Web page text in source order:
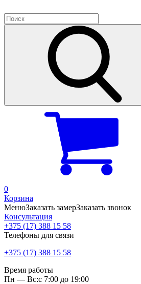
0
Корзина
МенюЗаказать замерЗаказать звонок
Консультация
+375 (17) 388 15 58
Телефоны для связи
+375 (17) 388 15 58
Время работы
Пн — Вс:с 7:00 до 19:00